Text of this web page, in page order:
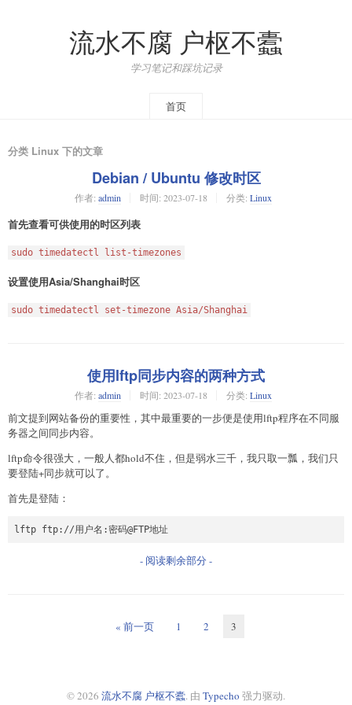
流水不腐 户枢不蠹
学习笔记和踩坑记录
首页
分类 Linux 下的文章
Debian / Ubuntu 修改时区
作者: admin 时间: 2023-07-18 分类: Linux
首先查看可供使用的时区列表
sudo timedatectl list-timezones
设置使用Asia/Shanghai时区
sudo timedatectl set-timezone Asia/Shanghai
使用lftp同步内容的两种方式
作者: admin 时间: 2023-07-18 分类: Linux
前文提到网站备份的重要性，其中最重要的一步便是使用lftp程序在不同服
务器之间同步内容。
lftp命令很强大，一般人都hold不住，但是弱水三千，我只取一瓢，我们只
要登陆+同步就可以了。
首先是登陆：
lftp ftp://用户名:密码@FTP地址
- 阅读剩余部分 -
« 前一页 1 2 3
© 2026 流水不腐 户枢不蠹. 由 Typecho 强力驱动.